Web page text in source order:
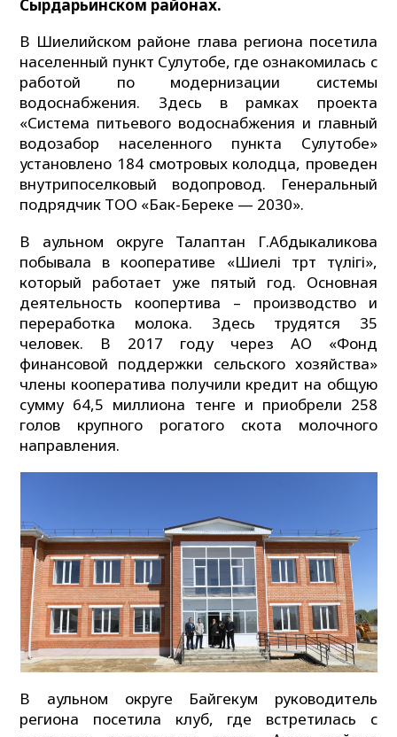
Сырдарьинском районах.
В Шиелийском районе глава региона посетила
населенный пункт Сулутобе, где ознакомилась с
работой по модернизации системы
водоснабжения. Здесь в рамках проекта
«Система питьевого водоснабжения и главный
водозабор населенного пункта Сулутобе»
установлено 184 смотровых колодца, проведен
внутрипоселковый водопровод. Генеральный
подрядчик ТОО «Бак-Береке — 2030».
В аульном округе Талаптан Г.Абдыкаликова
побывала в кооперативе «Шиелі төрт түлігі»,
который работает уже пятый год. Основная
деятельность коопертива – производство и
переработка молока. Здесь трудятся 35
человек. В 2017 году через АО «Фонд
финансовой поддержки сельского хозяйства»
члены кооператива получили кредит на общую
сумму 64,5 миллиона тенге и приобрели 258
голов крупного рогатого скота молочного
направления.
В аульном округе Байгекум руководитель
региона посетила клуб, где встретилась с